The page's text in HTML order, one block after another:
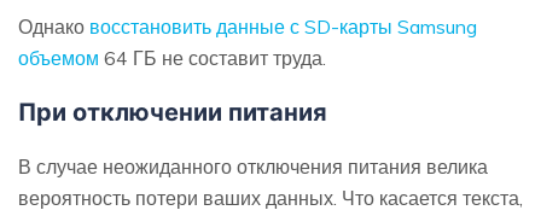
Однако восстановить данные с SD-карты Samsung
объемом 64 ГБ не составит труда.
При отключении питания
В случае неожиданного отключения питания велика
вероятность потери ваших данных. Что касается текста,